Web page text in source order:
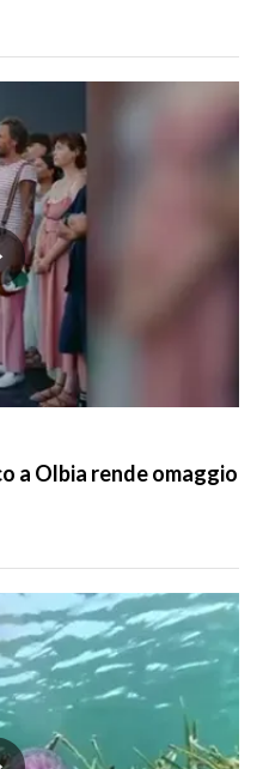
a Olbia rende omaggio